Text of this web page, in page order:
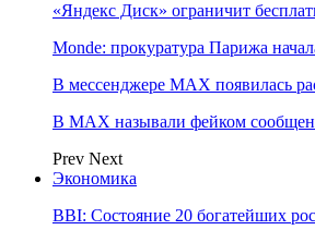
«Яндекс Диск» ограничит
Monde: прокуратура Парижа
В мессенджере MAX появилась
В МAX называли фейком
Prev Next
Экономика
BBI: Состояние 20 богатейших